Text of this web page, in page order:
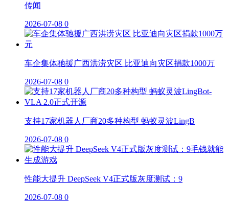
传闻
2026-07-08 0
车企集体驰援广西洪涝灾区 比亚迪向灾区捐款1000万
2026-07-08 0
支持17家机器人厂商20多种构型 蚂蚁灵波LingB
2026-07-08 0
性能大提升 DeepSeek V4正式版灰度测试：9
2026-07-08 0